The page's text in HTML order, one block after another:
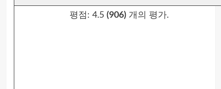
평점: 4.5 (906)개의 평가.